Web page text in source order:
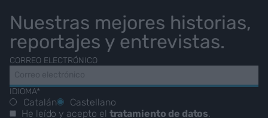
Nuestras mejores historias,
reportajes y entrevistas.
CORREO ELECTRÓNICO
IDIOMA*
Catalán
Castellano
He leído y acepto el tratamiento de datos.